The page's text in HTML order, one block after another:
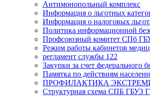
Антимонопольный комплекс
Информация о льготных
Информация о налоговых
Политика информационной
Профсоюзный комитет СПб
Режим работы кабинетов
регламент службы 122
Закупки за счет федерального
Памятка по действиям
ПРОФИЛАКТИКА
Структурная схема СПБ ГБУЗ